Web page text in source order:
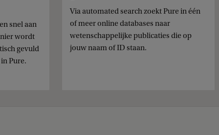
snel aan
wordt
gevuld
Pure.
Via automated search zoekt Pure in één
of meer online databases naar
wetenschappelijke publicaties die op
jouw naam of ID staan.